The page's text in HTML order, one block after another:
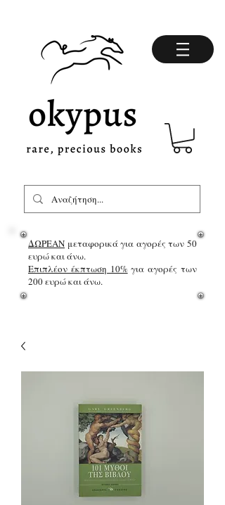
ΔΩΡΕΑΝ μεταφορικά για αγορές των 50
ευρώ και άνω.
Επιπλέον έκπτωση 10%για αγορές των
200 ευρώ και άνω.